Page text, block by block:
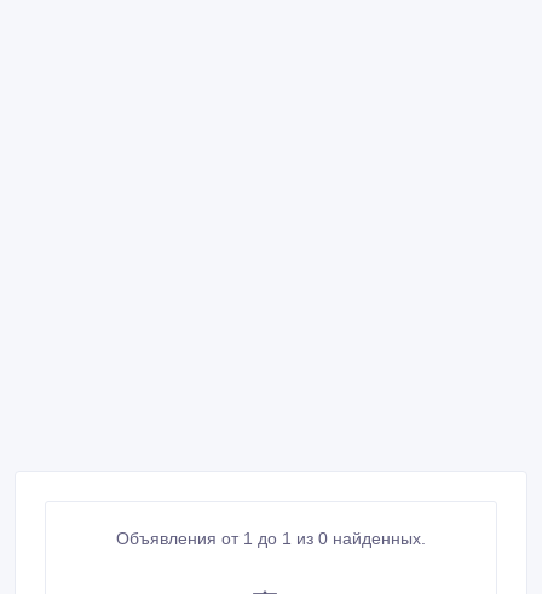
Объявления от 1 до 1 из 0 найденных.